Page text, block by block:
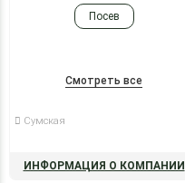
Посев
Смотреть все
Сумская
ИНФОРМАЦИЯ О КОМПАНИИ